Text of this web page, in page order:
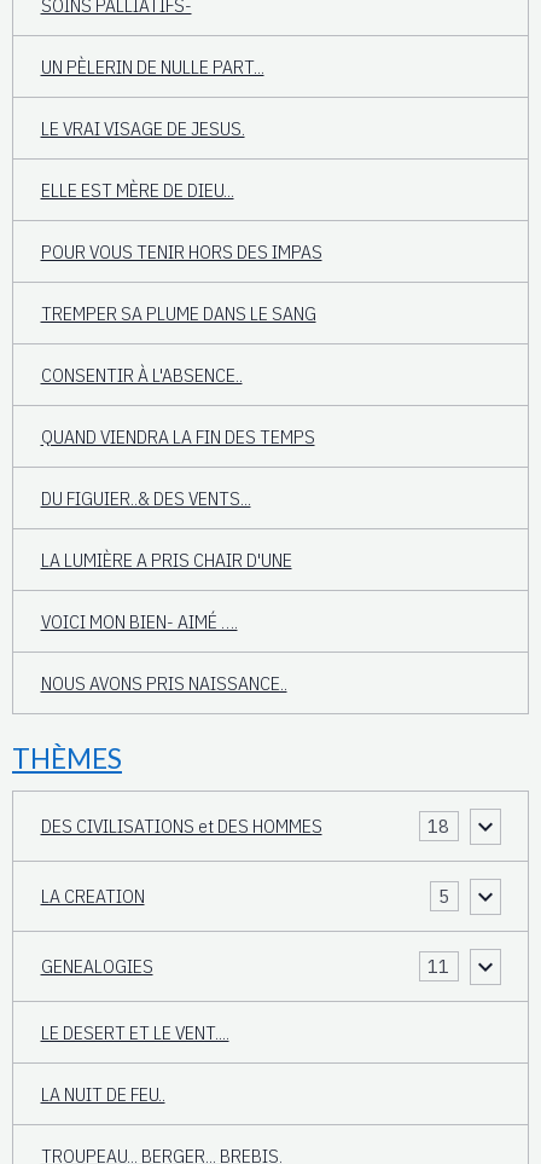
UN PÈLERIN DE NULLE PART...
LE VRAI VISAGE DE JESUS.
ELLE EST MÈRE DE DIEU...
POUR VOUS TENIR HORS DES IMPAS
TREMPER SA PLUME DANS LE SANG
CONSENTIR À L'ABSENCE..
QUAND VIENDRA LA FIN DES TEMPS
DU FIGUIER..& DES VENTS...
LA LUMIÈRE A PRIS CHAIR D'UNE
VOICI MON BIEN- AIMÉ ….
NOUS AVONS PRIS NAISSANCE..
THÈMES
DES CIVILISATIONS et DES HOMMES 18
LA CREATION 5
GENEALOGIES 11
LE DESERT ET LE VENT....
LA NUIT DE FEU..
TROUPEAU... BERGER... BREBIS.